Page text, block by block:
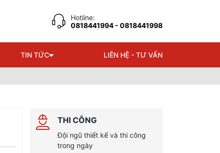
Hotline:
0818441994 - 0818441998
TIN TỨC LIÊN HỆ - TƯ VẤN
THI CÔNG
Đội ngũ thiết kế và thi công
trong ngày